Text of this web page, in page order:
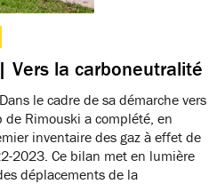
Vers la carboneutralité
le cadre de sa démarche vers
Rimouski a complété, en
inventaire des gaz à effet de
2023. Ce bilan met en lumière
déplacements de la